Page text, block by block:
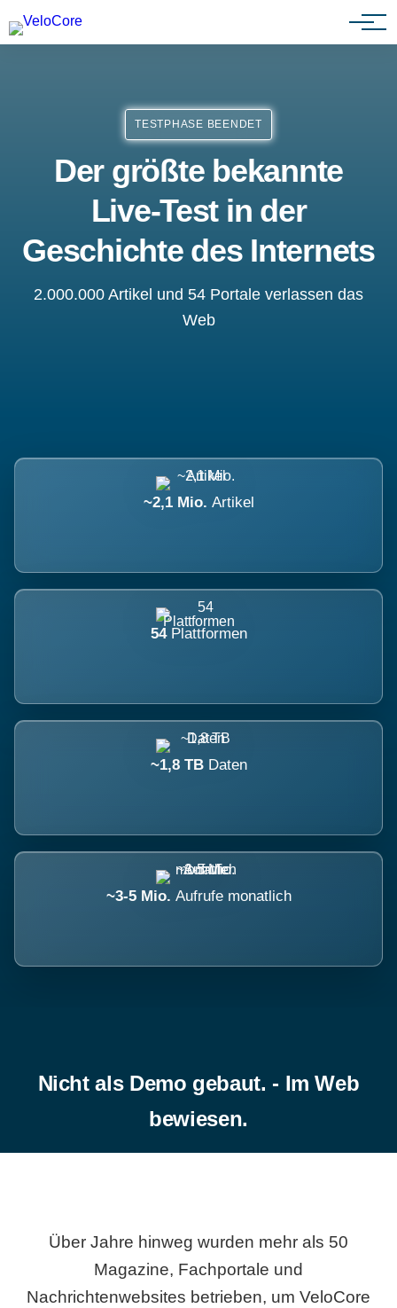
Agenturen & Webdesigner
TESTPHASE BEENDET
Der größte bekannte
Live-Test in der
Geschichte des Internets
2.000.000 Artikel und 54 Portale verlassen das
Web
~2,1 Mio. Artikel
54 Plattformen
~1,8 TB Daten
~3-5 Mio. Aufrufe monatlich
Nicht als Demo gebaut. - Im Web
bewiesen.
Über Jahre hinweg wurden mehr als 50
Magazine, Fachportale und
Nachrichtenwebsites betrieben, um VeloCore